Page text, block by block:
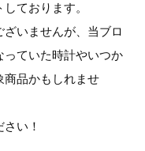
ております。
いませんが、当ブロ
っていた時計やいつか
商品かもしれませ
い！